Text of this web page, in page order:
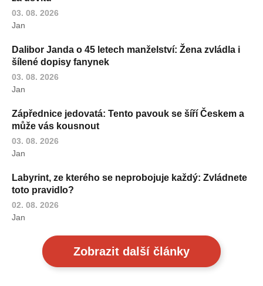
03. 08. 2026
Jan
Dalibor Janda o 45 letech manželství: Žena zvládla i
šílené dopisy fanynek
03. 08. 2026
Jan
Zápřednice jedovatá: Tento pavouk se šíří Českem a
může vás kousnout
03. 08. 2026
Jan
Labyrint, ze kterého se neprobojuje každý: Zvládnete
toto pravidlo?
02. 08. 2026
Jan
Zobrazit další články